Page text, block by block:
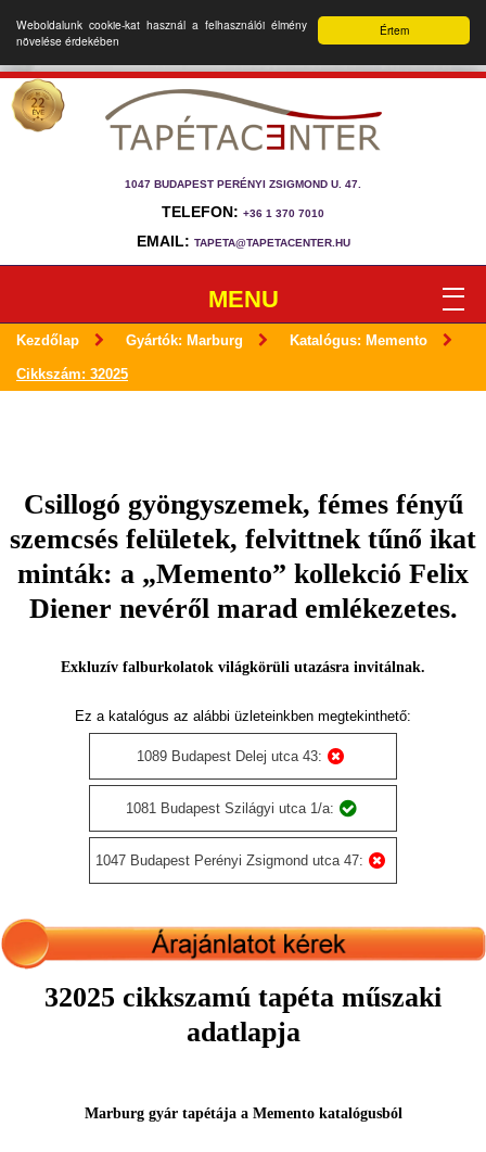
Értem
Weboldalunk cookie-kat használ a felhasználói élmény
növelése érdekében
1047 BUDAPEST PERÉNYI ZSIGMOND U. 47.
TELEFON: +36 1 370 7010
EMAIL: TAPETA@TAPETACENTER.HU
MENU
Kezdőlap Gyártók: Marburg Katalógus: Memento
Cikkszám: 32025
Csillogó gyöngyszemek, fémes fényű
szemcsés felületek, felvittnek tűnő ikat
minták: a „Memento” kollekció Felix
Diener nevéről marad emlékezetes.
Exkluzív falburkolatok világkörüli utazásra invitálnak.
Ez a katalógus az alábbi üzleteinkben megtekinthető:
1089 Budapest Delej utca 43:
1081 Budapest Szilágyi utca 1/a:
1047 Budapest Perényi Zsigmond utca 47:
32025 cikkszamú tapéta műszaki
adatlapja
Marburg gyár tapétája a Memento katalógusból